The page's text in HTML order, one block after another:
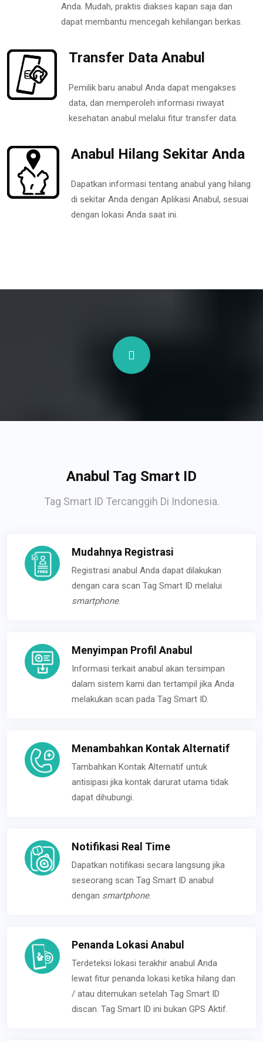
Anda. Mudah, praktis diakses kapan saja dan
dapat membantu mencegah kehilangan berkas.
Transfer Data Anabul
Pemilik baru anabul Anda dapat mengakses
data, dan memperoleh informasi riwayat
kesehatan anabul melalui fitur transfer data.
Anabul Hilang Sekitar Anda
Dapatkan informasi tentang anabul yang hilang
di sekitar Anda dengan Aplikasi Anabul, sesuai
dengan lokasi Anda saat ini.
Anabul Tag Smart ID
Tag Smart ID Tercanggih Di Indonesia.
Mudahnya Registrasi
Registrasi anabul Anda dapat dilakukan
dengan cara scan Tag Smart ID melalui
smartphone.
Menyimpan Profil Anabul
Informasi terkait anabul akan tersimpan
dalam sistem kami dan tertampil jika Anda
melakukan scan pada Tag Smart ID.
Menambahkan Kontak Alternatif
Tambahkan Kontak Alternatif untuk
antisipasi jika kontak darurat utama tidak
dapat dihubungi.
Notifikasi Real Time
Dapatkan notifikasi secara langsung jika
seseorang scan Tag Smart ID anabul
dengan smartphone.
Penanda Lokasi Anabul
Terdeteksi lokasi terakhir anabul Anda
lewat fitur penanda lokasi ketika hilang dan
/ atau ditemukan setelah Tag Smart ID
discan. Tag Smart ID ini bukan GPS Aktif.